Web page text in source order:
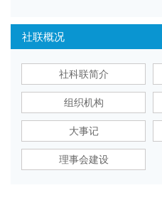
社联概况
社科联简介
组织机构
大事记
理事会建设